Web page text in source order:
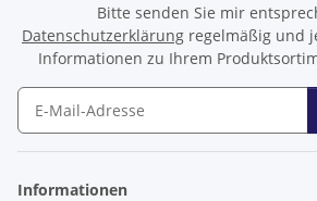
Bitte senden Sie mir
Datenschutzerklärung regelmäßig und
Informationen zu Ihrem
Informationen